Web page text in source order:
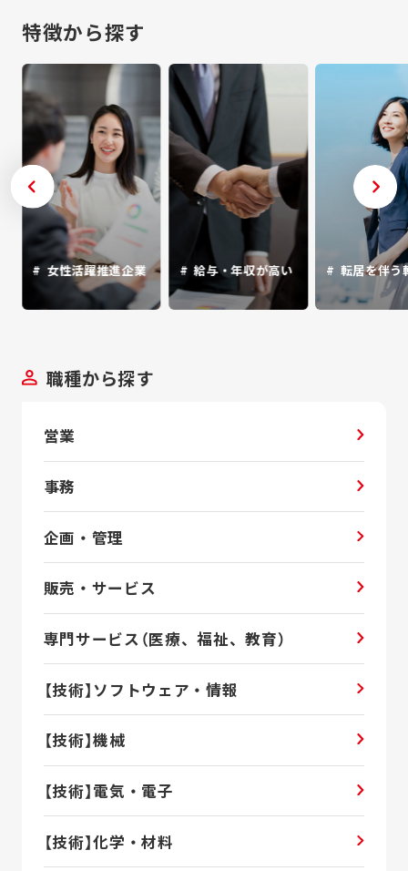
特徴から探す
女性活躍推進企業 給与・年収が高い 転居を伴う
し
職種から探す
営業
事務
企画・管理
販売・サービス
専門サービス（医療、福祉、教育）
【技術】ソフトウェア・情報
【技術】機械
【技術】電気・電子
【技術】化学・材料